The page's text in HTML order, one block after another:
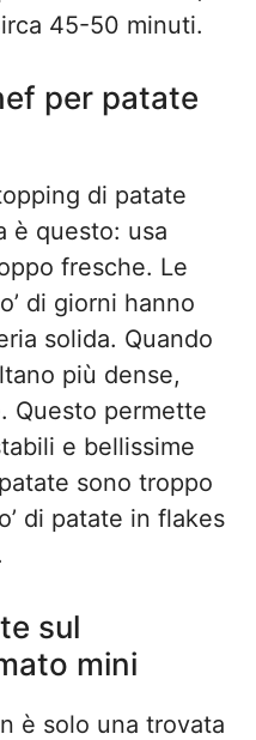
45-50 minuti.
per patate
di patate
è questo: usa
fresche. Le
di giorni hanno
solida. Quando
più dense,
Questo permette
e bellissime
sono troppo
di patate in flakes
sul
mini
è solo una trovata